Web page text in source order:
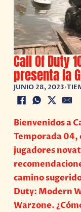
Call Of Duty
presenta la
JUNIO 28, 2023•
Bienvenidos a
Temporada 04,
jugadores
camino
Duty: Modern
Warzone.